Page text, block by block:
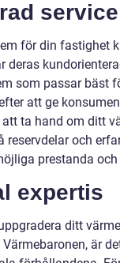
för din fastighet
deras
som passar bäst
att ge
ta hand om ditt
och
prestanda
expertis
ditt
är